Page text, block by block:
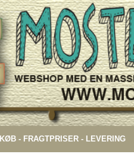
KØB - FRAGTPRISER - LEVERING